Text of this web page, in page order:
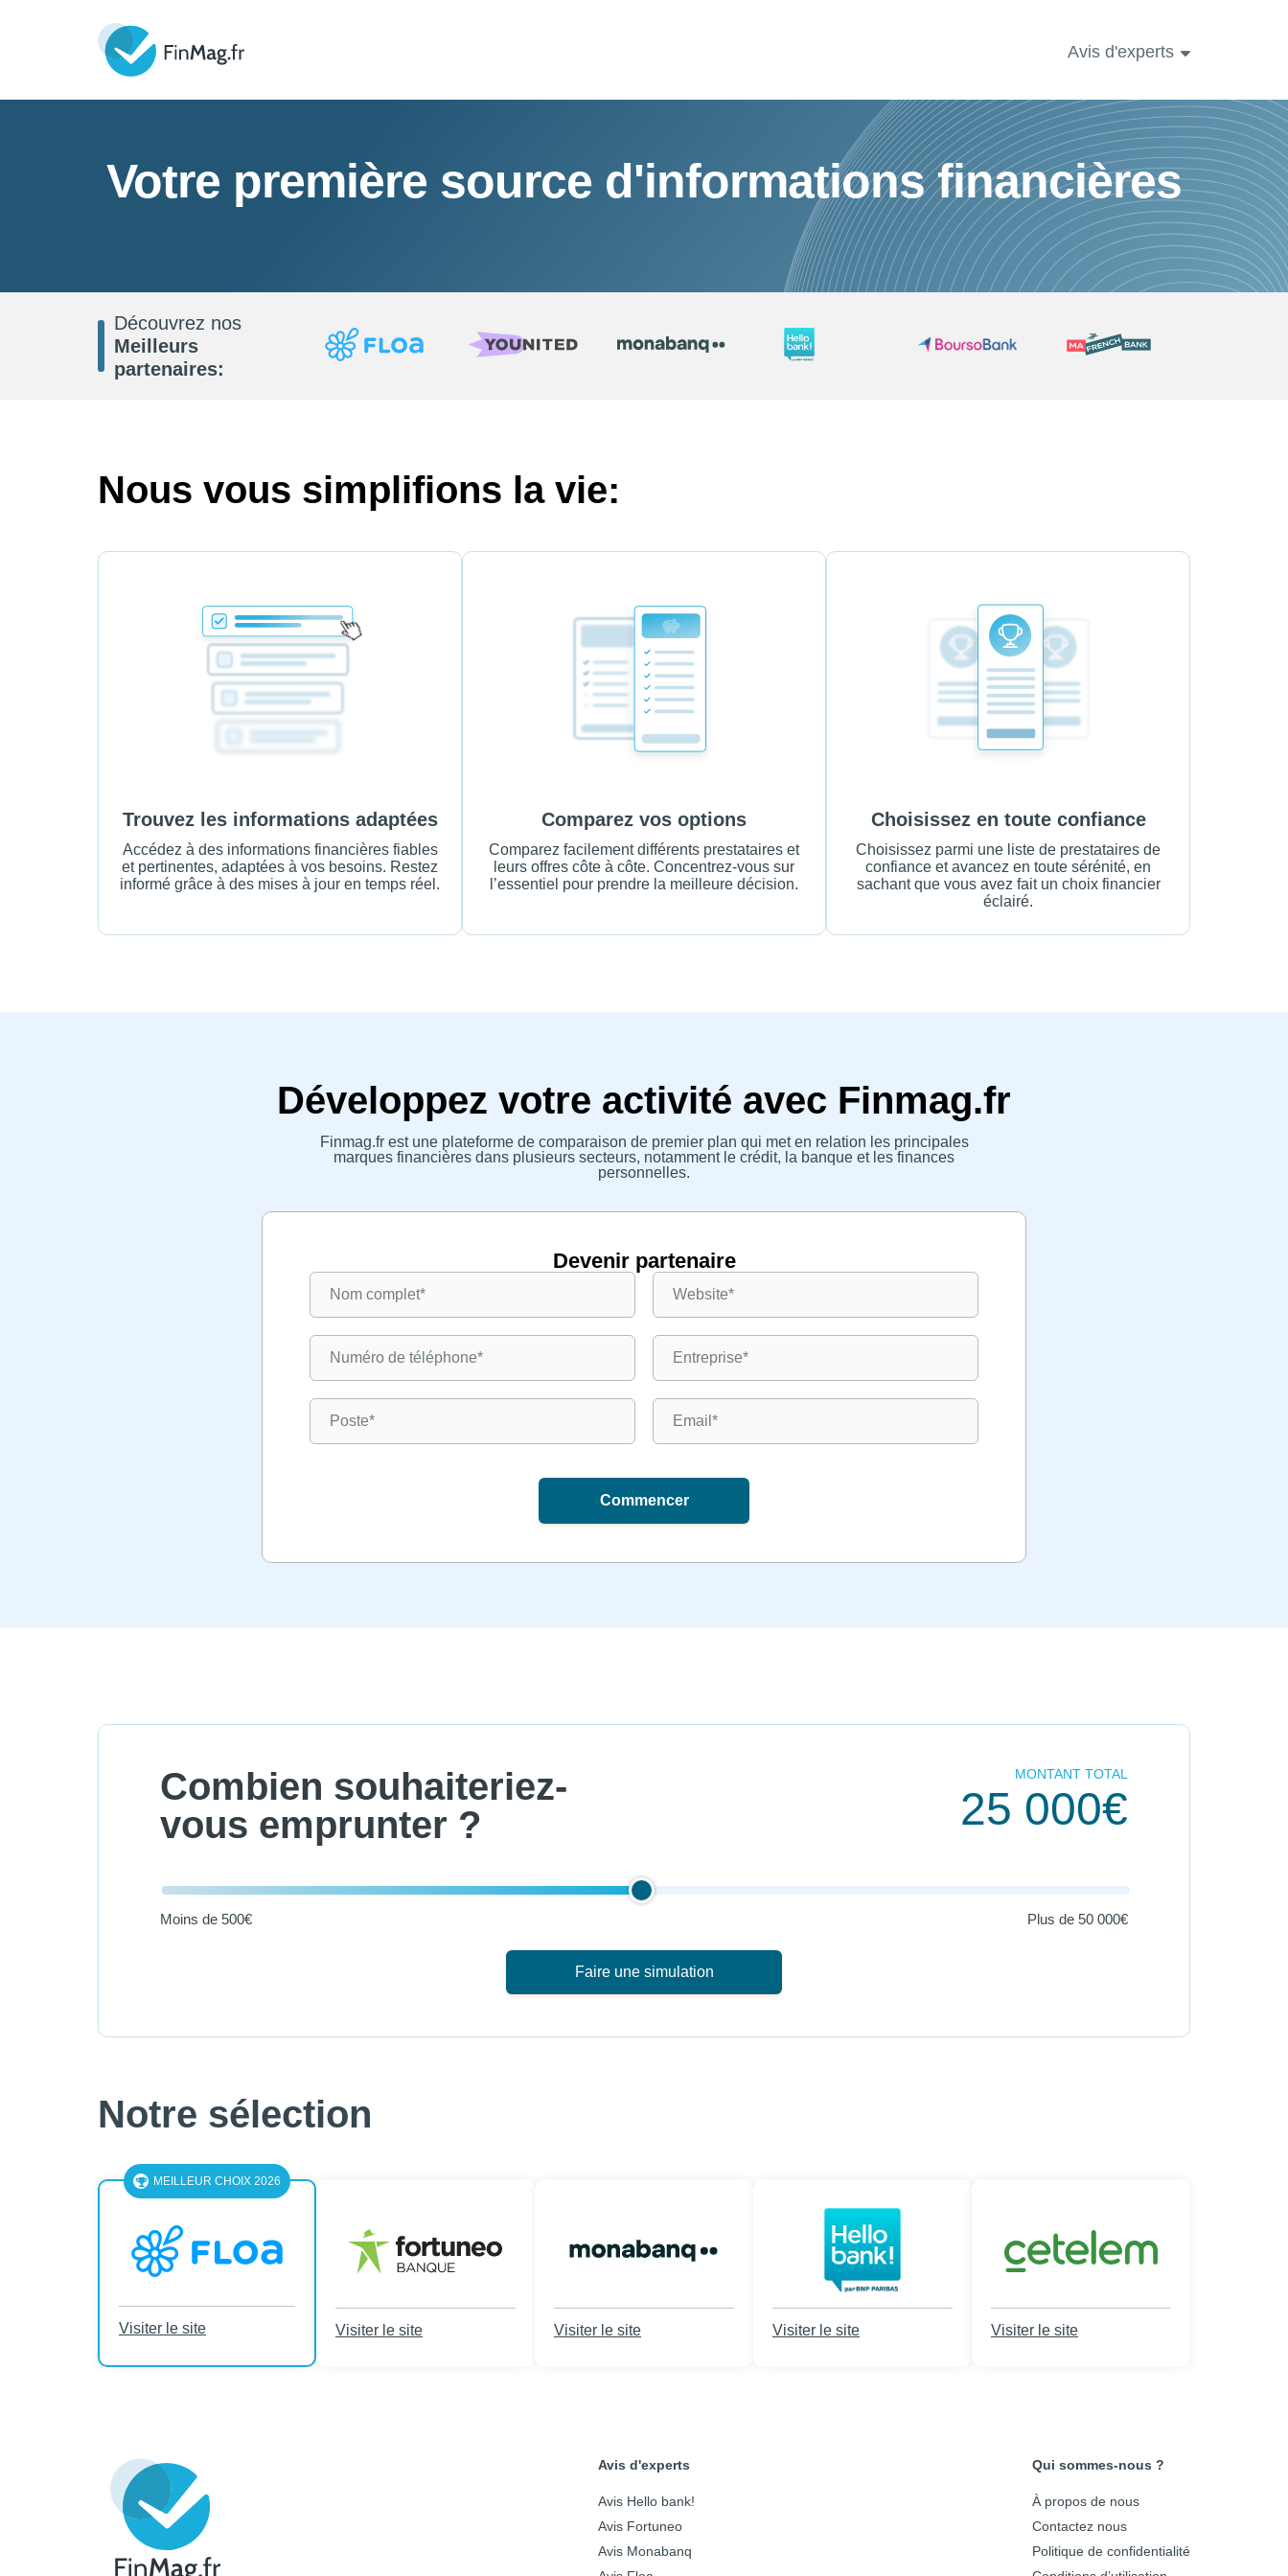
Avis d'experts
Votre première source d'informations financières
Découvrez nos
Meilleurs
partenaires:
Nous vous simplifions la vie:
Trouvez les informations adaptées
Accédez à des informations financières fiables
et pertinentes, adaptées à vos besoins. Restez
informé grâce à des mises à jour en temps réel.
Comparez vos options
Comparez facilement différents prestataires et
leurs offres côte à côte. Concentrez-vous sur
l’essentiel pour prendre la meilleure décision.
Choisissez en toute confiance
Choisissez parmi une liste de prestataires de
confiance et avancez en toute sérénité, en
sachant que vous avez fait un choix financier
éclairé.
Développez votre activité avec Finmag.fr
Finmag.fr est une plateforme de comparaison de premier plan qui met en relation les principales
marques financières dans plusieurs secteurs, notamment le crédit, la banque et les finances
personnelles.
Devenir partenaire
Commencer
Combien souhaiteriez-
vous emprunter ?
MONTANT TOTAL
25 000€
Moins de 500€ Plus de 50 000€
Faire une simulation
Notre sélection
MEILLEUR CHOIX 2026
Visiter le site Visiter le site Visiter le site Visiter le site Visiter le site
Avis d'experts
Avis Hello bank!
Avis Fortuneo
Avis Monabanq
Qui sommes-nous ?
À propos de nous
Contactez nous
Politique de confidentialité